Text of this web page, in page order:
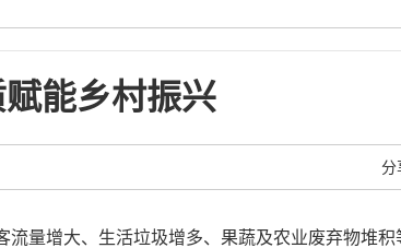
能乡村振兴
分
量增大、生活垃圾增多、果蔬及农业废弃物堆积